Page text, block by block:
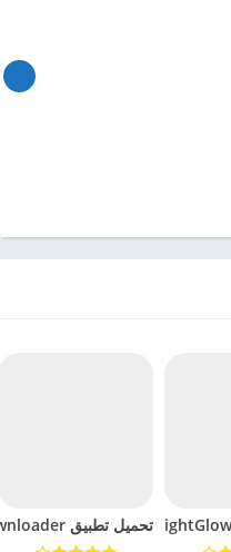
تحميل تطبيق mp4 video downloader مهكر للاندرويد 2024